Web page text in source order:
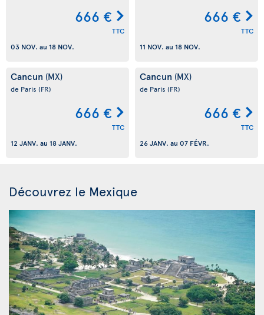
666 €
TTC
03 NOV. au 18 NOV.
666 €
TTC
11 NOV. au 18 NOV.
Cancun (MX)
de Paris (FR)
666 €
TTC
12 JANV. au 18 JANV.
Cancun (MX)
de Paris (FR)
666 €
TTC
26 JANV. au 07 FÉVR.
Découvrez le Mexique